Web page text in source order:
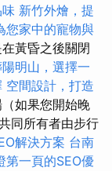
新竹外燴，提
您家中的寵物與
黃昏之後關閉
明山，選擇一
空間設計，打造
如果您開始晚
同所有者由步行
解決方案 台南
第一頁的SEO優